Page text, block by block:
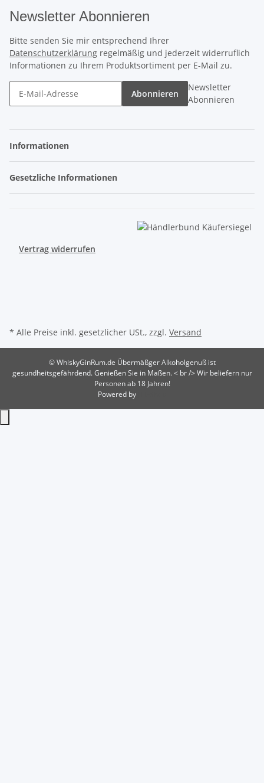
Newsletter Abonnieren
Bitte senden Sie mir entsprechend Ihrer
Datenschutzerklärung regelmäßig und jederzeit widerruflich
Informationen zu Ihrem Produktsortiment per E-Mail zu.
Abonnieren
Newsletter
Abonnieren
Informationen
Gesetzliche Informationen
Vertrag widerrufen
* Alle Preise inkl. gesetzlicher USt., zzgl. Versand
© WhiskyGinRum.de Übermäßger Alkoholgenuß ist
gesundheitsgefährdend. Genießen Sie in Maßen. < br /> Wir beliefern nur
Personen ab 18 Jahren!
Powered by